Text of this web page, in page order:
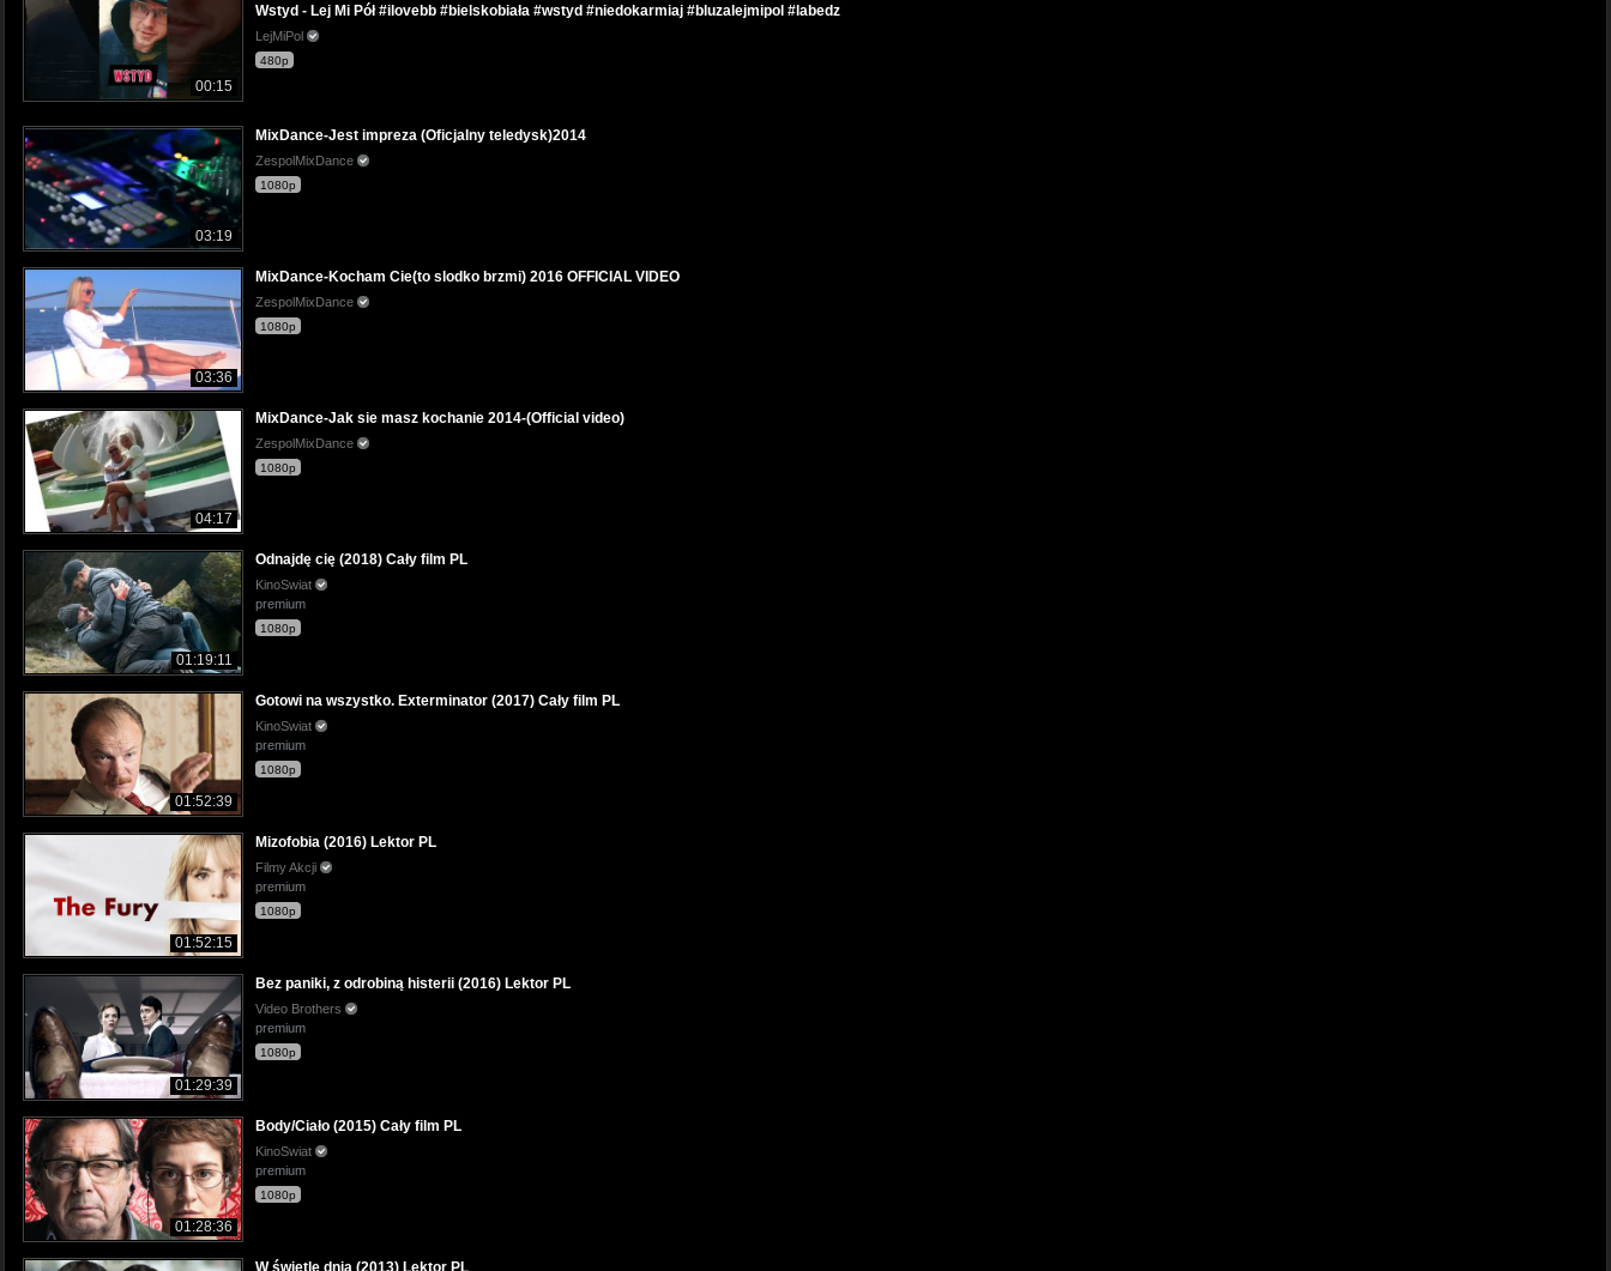
00:15
Wstyd - Lej Mi Pół #ilovebb #bielskobiała #wstyd #niedokarmiaj #bluzalejmipol #labedz
LejMiPol
480p
03:19
MixDance-Jest impreza (Oficjalny teledysk)2014
ZespolMixDance
1080p
03:36
MixDance-Kocham Cie(to slodko brzmi) 2016 OFFICIAL VIDEO
ZespolMixDance
1080p
04:17
MixDance-Jak sie masz kochanie 2014-(Official video)
ZespolMixDance
1080p
01:19:11
Odnajdę cię (2018) Cały film PL
KinoSwiat
premium
1080p
01:52:39
Gotowi na wszystko. Exterminator (2017) Cały film PL
KinoSwiat
premium
1080p
01:52:15
Mizofobia (2016) Lektor PL
Filmy Akcji
premium
1080p
01:29:39
Bez paniki, z odrobiną histerii (2016) Lektor PL
Video Brothers
premium
1080p
01:28:36
Body/Ciało (2015) Cały film PL
KinoSwiat
premium
1080p
W świetle dnia (2013) Lektor PL